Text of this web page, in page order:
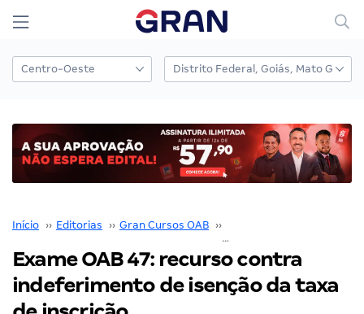
Início ›› Editorias ›› Gran Cursos OAB ››
Exame OAB 47: recurso contra
indeferimento de isenção da taxa